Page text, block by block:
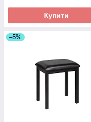
Купити
–5%